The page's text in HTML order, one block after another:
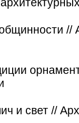
//
и свет //